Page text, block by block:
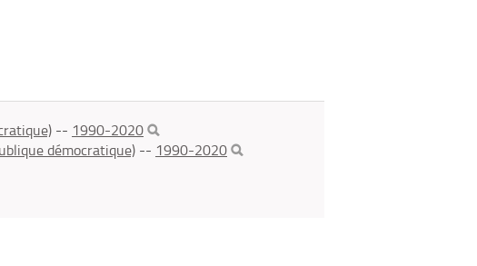
-- 1990-2020
démocratique) -- 1990-2020